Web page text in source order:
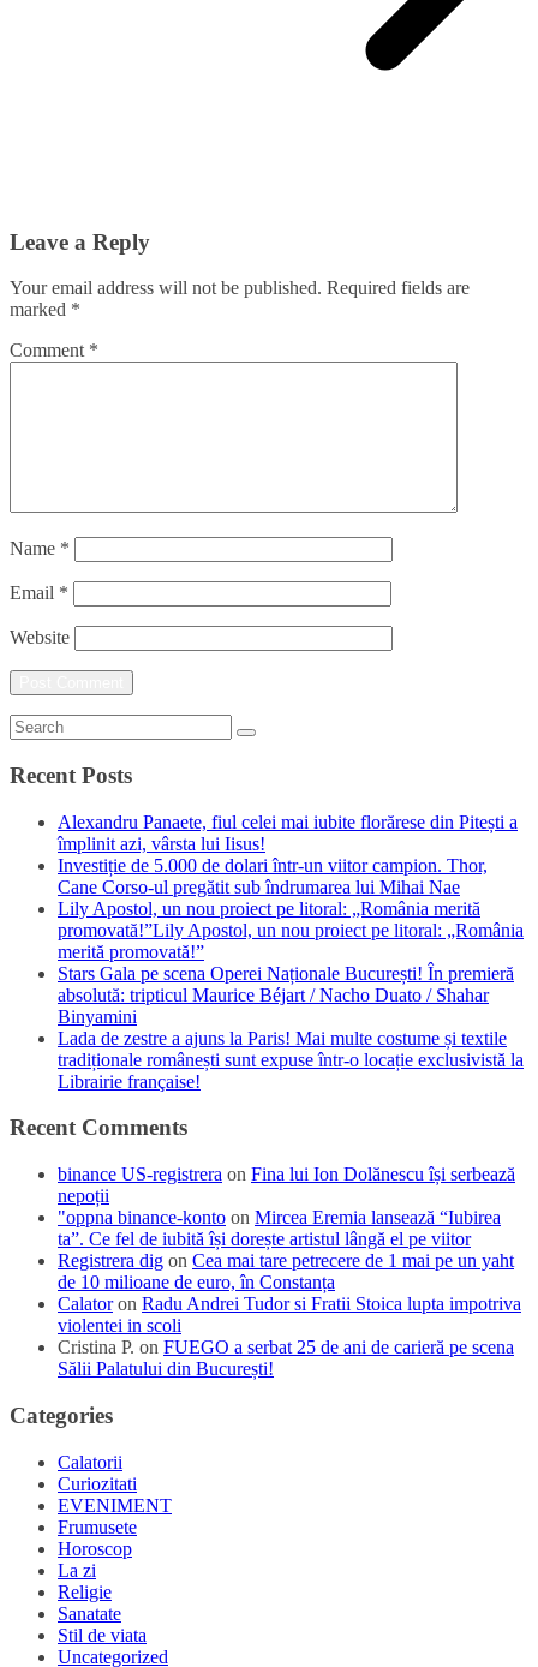
Leave a Reply
Your email address will not be published. Required fields are
marked *
Comment *
Name *
Email *
Website
Recent Posts
Alexandru Panaete, fiul celei mai iubite florărese din Pitești a
împlinit azi, vârsta lui Iisus!
Investiție de 5.000 de dolari într-un viitor campion. Thor,
Cane Corso-ul pregătit sub îndrumarea lui Mihai Nae
Lily Apostol, un nou proiect pe litoral: „România merită
promovată!”Lily Apostol, un nou proiect pe litoral: „România
merită promovată!”
Stars Gala pe scena Operei Naționale București! În premieră
absolută: tripticul Maurice Béjart / Nacho Duato / Shahar
Binyamini
Lada de zestre a ajuns la Paris! Mai multe costume și textile
tradiționale românești sunt expuse într-o locație exclusivistă la
Librairie française!
Recent Comments
binance US-registrera on Fina lui Ion Dolănescu își serbează
nepoții
"oppna binance-konto on Mircea Eremia lansează “Iubirea
ta”. Ce fel de iubită își dorește artistul lângă el pe viitor
Registrera dig on Cea mai tare petrecere de 1 mai pe un yaht
de 10 milioane de euro, în Constanța
Calatoron Radu Andrei Tudor si Fratii Stoica lupta impotriva
violentei in scoli
Cristina P. on FUEGO a serbat 25 de ani de carieră pe scena
Sălii Palatului din București!
Categories
Calatorii
Curiozitati
EVENIMENT
Frumusete
Horoscop
La zi
Religie
Sanatate
Stil de viata
Uncategorized